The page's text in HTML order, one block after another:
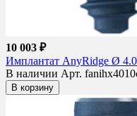
10 003 ₽
Имплантат AnyRidge Ø
В наличии Арт.
В корзину